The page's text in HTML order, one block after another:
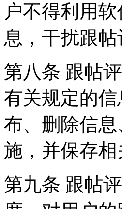
户不得利用
息，干扰跟
第八条 跟帖
有关规定的
布、删除信
施，并保存相
第九条 跟帖